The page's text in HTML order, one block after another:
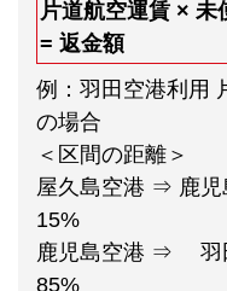
片道航空運賃 × 未
= 返金額
例：羽田空港利用
の場合
＜区間の距離＞
屋久島空港 ⇒ 鹿
15%
鹿児島空港 ⇒ 羽
85%